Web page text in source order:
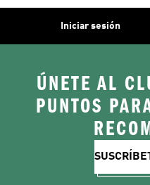
Iniciar sesión
ÚNETE AL
PUNTOS